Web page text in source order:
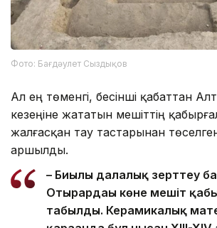
Фото: Бағдәулет Сыздықов
Ал ең төменгі, бесінші қабаттан
кезеңіне жататын мешіттің
жалғасқан тау тастарынан
аршылды.
– Биылғы далалық зерттеу
Отырардағы көне мешіт
табылды. Керамикалық